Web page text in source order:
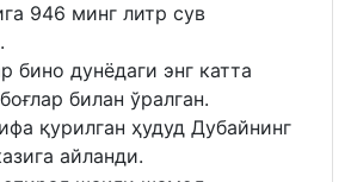
946 минг литр сув
бино дунёдаги энг катта
билан ўралган.
қурилган ҳудуд Дубайнинг
айланди.